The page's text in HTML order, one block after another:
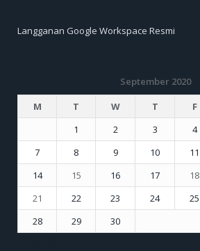
Langganan Google Workspace Resmi
September 2020
M
T W T F
1
2 3 4
7
8 9 10 11
14
15 16 17 18
21
22 23 24 25
28
29
30